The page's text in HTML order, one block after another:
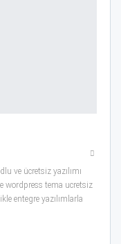
ve ücretsiz yazılımı
wordpress tema ucretsiz
entegre yazılımlarla